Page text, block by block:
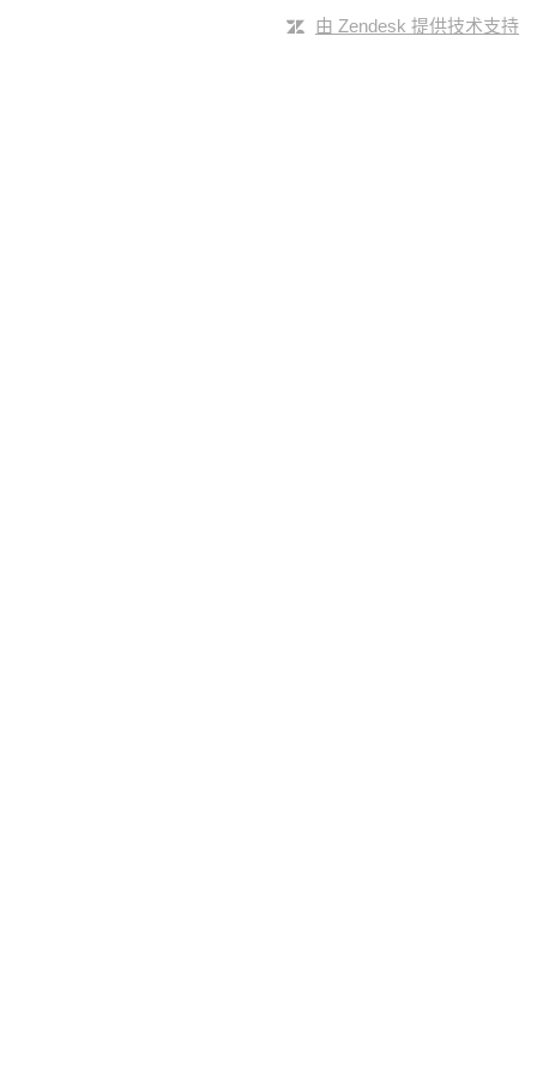
由 Zendesk 提供技术支持